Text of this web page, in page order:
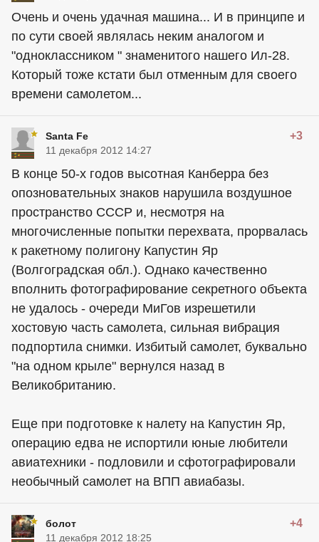
Очень и очень удачная машина... И в принципе и
по сути своей являлась неким аналогом и
"одноклассником " знаменитого нашего Ил-28.
Который тоже кстати был отменным для своего
времени самолетом...
Santa Fe +3
11 декабря 2012 14:27
В конце 50-х годов высотная Канберра без
опозновательных знаков нарушила воздушное
пространство СССР и, несмотря на
многочисленные попытки перехвата, прорвалась
к ракетному полигону Капустин Яр
(Волгоградская обл.). Однако качественно
вполнить фотографирование секретного объекта
не удалось - очереди МиГов изрешетили
хостовую часть самолета, сильная вибрация
подпортила снимки. Избитый самолет, буквально
"на одном крыле" вернулся назад в
Великобританию.
Еще при подготовке к налету на Капустин Яр,
операцию едва не испортили юные любители
авиатехники - подловили и сфотографировали
необычный самолет на ВПП авиабазы.
болот +4
11 декабря 2012 18:25